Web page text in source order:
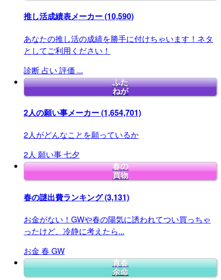
推し活成績表メーカー(10,590)
あなたの推し活の成績を勝手に付けちゃいます！ネタ
としてご利用ください！
診断 占い 評価 ...
ふた
ねが
2人の願い事メーカー(1,654,701)
2人がどんなことを願っているか
2人 願い事七夕
春の
買物
春の謎出費ランキング(3,131)
お金がない！GWや春の陽気に誘われてつい買っちゃ
ったけど、冷静に考えたら...
お金 春 GW
青春
余命